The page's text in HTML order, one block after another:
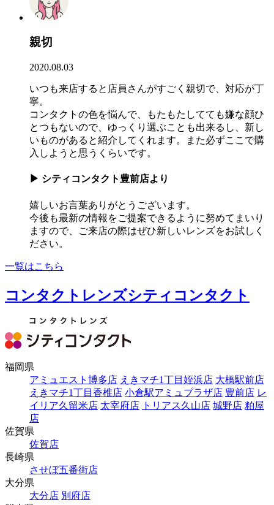
親切
2020.08.03
いつも来店すると店員さんがすごく親切で、対応が丁
寧。
コンタクトの色を悩んで、もたもたしてても嫌な顔ひ
とつもないので、ゆっくり選ぶことも出来るし、新し
いものがあると紹介してくれます。また必ずここで購
入しようと思うくらいです。
▶ シティコンタクト豊前店より
嬉しいお言葉ありがとうございます。
今後も最新の情報をご提案できるように努めてまいり
ますので、ご来店の際はぜひ新しいレンズをお試しく
ださい。
一覧はこちら
コンタクトレンズシティコンタクト
福岡県
アミュエスト博多店 えきマチ1丁目姪浜店 大橋駅前店
えきマチ1丁目香椎店 小倉駅アミュプラザ店 豊前店 レ
イリア久留米店 太宰府店 トリアス久山店 城野店 粕屋
店
佐賀県
佐賀店
長崎県
させぼ五番街店
大分県
大分店 別府店